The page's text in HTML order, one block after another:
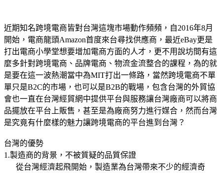
近期知名跨境電商皆對台灣這塊市場動作頻頻，自2016年8月
開始，電商龍頭Amazon首度來台尋找供應商，最近eBay更是
打出電商小學堂想要增加電商方面的人才，更不用說坊間有這
麼多針對跨境電商、品牌電商、物流金流整合的課程，為的就
是要在這一波熱潮當中為MIT打出一條路，當然跨境電商不單
單只是B2C的市場，也可以是B2B的戰場，包含台灣的外貿協
會也一直在台灣經貿網中提供平台與服務讓台灣廠商可以將商
品擺放在平台上販售，甚至是為廠商努力進行媒合，然而台灣
是究竟有什麼樣的魅力讓跨境電商的平台進到台灣？
台灣的優勢
1.製造商的背景，不被質疑的品質保證
從台灣經濟起飛開始，製造業為台灣帶來不少的經濟奇